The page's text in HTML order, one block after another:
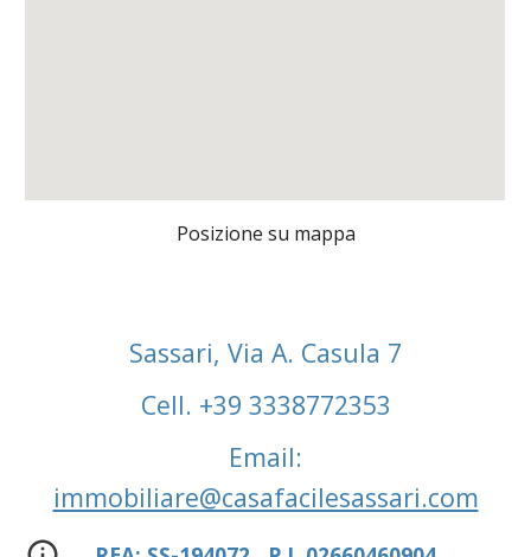
Posizione su mappa
Sassari, Via A. Casula 7
Cell. +39 3338772353
Email:
immobiliare@casafacilesassari.com